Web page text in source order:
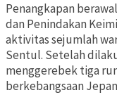
Penangkapan
dan Penindakan
aktivitas sejumlah
Sentul. Setelah
menggerebek tiga
berkebangsaan